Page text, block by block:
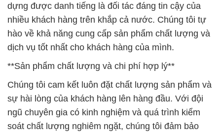
dựng được danh tiếng là đối tác đáng tin cậy của
nhiều khách hàng trên khắp cả nước. Chúng tôi tự
hào về khả năng cung cấp sản phẩm chất lượng và
dịch vụ tốt nhất cho khách hàng của mình.
**Sản phẩm chất lượng và chi phí hợp lý**
Chúng tôi cam kết luôn đặt chất lượng sản phẩm và
sự hài lòng của khách hàng lên hàng đầu. Với đội
ngũ chuyên gia có kinh nghiệm và quá trình kiểm
soát chất lượng nghiêm ngặt, chúng tôi đảm bảo